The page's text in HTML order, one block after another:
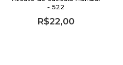
- 522
R$22,00